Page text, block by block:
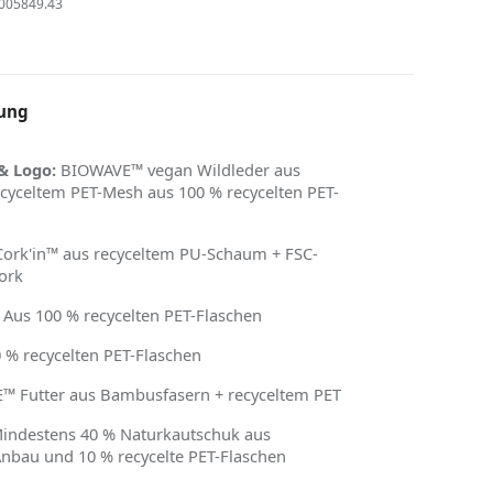
Logo:BIOWAVE™ vegan Wildleder aus
PET-Mesh aus 100 % recycelten PET-
aus recyceltem PU-Schaum + FSC-
100 % recycelten PET-Flaschen
recycelten PET-Flaschen
Futter aus Bambusfasern + recyceltem PET
40 % Naturkautschuk aus
und 10 % recycelte PET-Flaschen